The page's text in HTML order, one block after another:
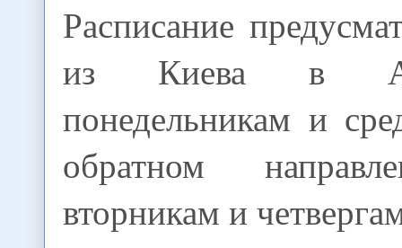
Расписание
из Киева в
понедельникам и
обратном
вторникам и